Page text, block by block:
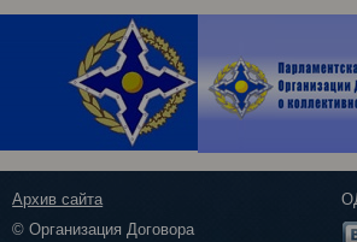
Архив сайта
© Организация Договора